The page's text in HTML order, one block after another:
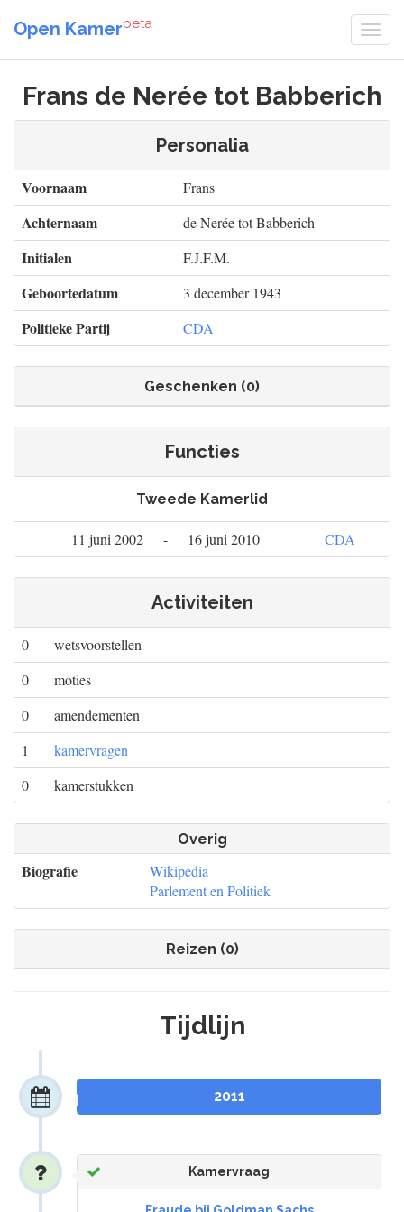
Open Kamerbeta
Frans de Nerée tot Babberich
Personalia
Voornaam Frans
Achternaam de Nerée tot Babberich
Initialen F.J.F.M.
Geboortedatum 3 december 1943
Politieke Partij CDA
Geschenken (0)
Functies
Tweede Kamerlid
11 juni 2002 - 16 juni 2010 CDA
Activiteiten
0
wetsvoorstellen
0
moties
0
amendementen
1
kamervragen
0
kamerstukken
Overig
Biografie
Wikipedia
Parlement en Politiek
Reizen (0)
Tijdlijn
2011
Kamervraag